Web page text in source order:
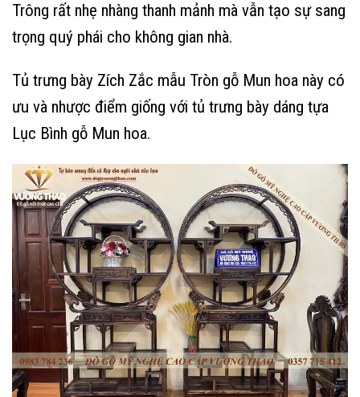
Trông rất nhẹ nhàng thanh mảnh mà vẫn tạo sự sang
trọng quý phái cho không gian nhà.
Tủ trưng bày Zích Zắc mẫu Tròn gỗ Mun hoa này có
ưu và nhược điểm giống với tủ trưng bày dáng tựa
Lục Bình gỗ Mun hoa.